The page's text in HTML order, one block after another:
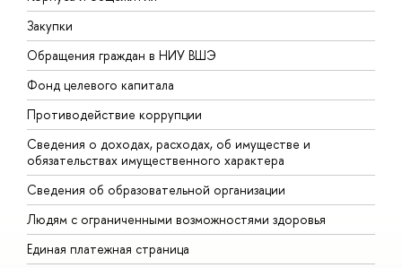
Закупки
Обращения граждан в НИУ ВШЭ
Фонд целевого капитала
Противодействие коррупции
Сведения о доходах, расходах, об имуществе и
обязательствах имущественного характера
Сведения об образовательной организации
Людям с ограниченными возможностями здоровья
Единая платежная страница